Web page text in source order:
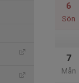
6
Sön
7
Mån